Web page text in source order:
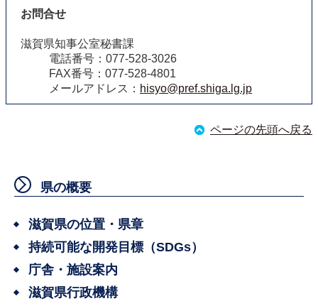
お問合せ
滋賀県知事公室秘書課
電話番号：077-528-3026
FAX番号：077-528-4801
メールアドレス： hisyo@pref.shiga.lg.jp
ページの先頭へ戻る
県の概要
滋賀県の位置・県章
持続可能な開発目標（SDGs）
庁舎・施設案内
滋賀県行政機構